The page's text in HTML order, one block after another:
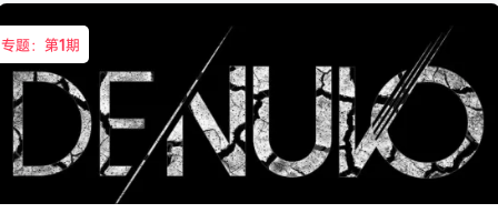
专题：第1期